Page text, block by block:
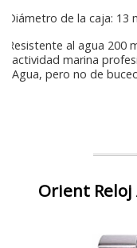
Diámetro de la caja: 13
Resistente al agua 200
actividad marina
Agua, pero no de
Orient